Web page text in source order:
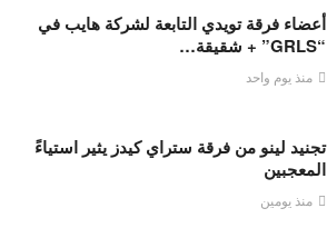
أعضاء فرقة تويدي التابعة لشركة هايب في
“GRLS” + شقيقة…
منذ يوم واحد
تجنيد لينو من فرقة ستراي كيدز يثير استياءً
المعجبين
منذ يومين